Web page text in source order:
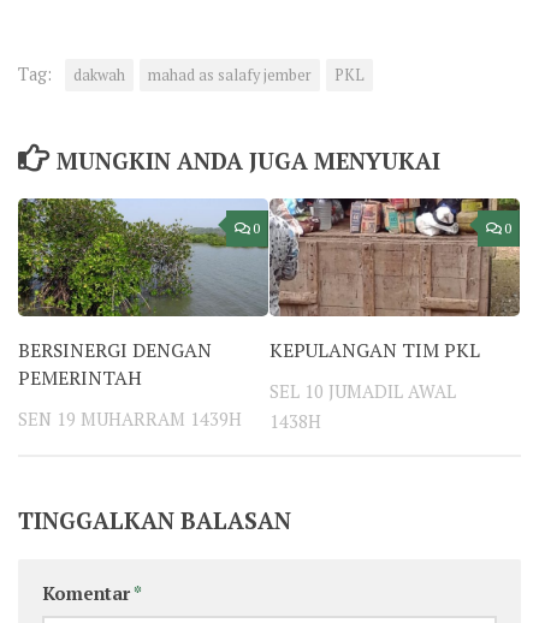
Tag: dakwah mahad as salafy jember PKL
MUNGKIN ANDA JUGA MENYUKAI
0
BERSINERGI DENGAN
PEMERINTAH
SEN 19 MUHARRAM 1439H
0
KEPULANGAN TIM PKL
SEL 10 JUMADIL AWAL
1438H
TINGGALKAN BALASAN
Komentar*